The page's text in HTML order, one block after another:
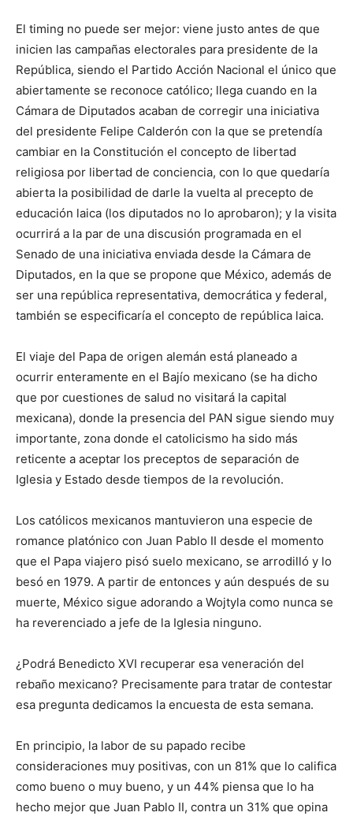
El timing no puede ser mejor: viene justo antes de que
inicien las campañas electorales para presidente de la
República, siendo el Partido Acción Nacional el único que
abiertamente se reconoce católico; llega cuando en la
Cámara de Diputados acaban de corregir una iniciativa
del presidente Felipe Calderón con la que se pretendía
cambiar en la Constitución el concepto de libertad
religiosa por libertad de conciencia, con lo que quedaría
abierta la posibilidad de darle la vuelta al precepto de
educación laica (los diputados no lo aprobaron); y la visita
ocurrirá a la par de una discusión programada en el
Senado de una iniciativa enviada desde la Cámara de
Diputados, en la que se propone que México, además de
ser una república representativa, democrática y federal,
también se especificaría el concepto de república laica.
El viaje del Papa de origen alemán está planeado a
ocurrir enteramente en el Bajío mexicano (se ha dicho
que por cuestiones de salud no visitará la capital
mexicana), donde la presencia del PAN sigue siendo muy
importante, zona donde el catolicismo ha sido más
reticente a aceptar los preceptos de separación de
Iglesia y Estado desde tiempos de la revolución.
Los católicos mexicanos mantuvieron una especie de
romance platónico con Juan Pablo II desde el momento
que el Papa viajero pisó suelo mexicano, se arrodilló y lo
besó en 1979. A partir de entonces y aún después de su
muerte, México sigue adorando a Wojtyla como nunca se
ha reverenciado a jefe de la Iglesia ninguno.
¿Podrá Benedicto XVI recuperar esa veneración del
rebaño mexicano? Precisamente para tratar de contestar
esa pregunta dedicamos la encuesta de esta semana.
En principio, la labor de su papado recibe
consideraciones muy positivas, con un 81% que lo califica
como bueno o muy bueno, y un 44% piensa que lo ha
hecho mejor que Juan Pablo II, contra un 31% que opina